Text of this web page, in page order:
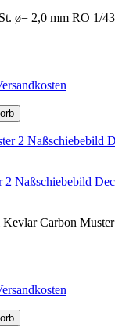
ø= 2,0 mm RO 1/
Naßschiebebild
Carbon